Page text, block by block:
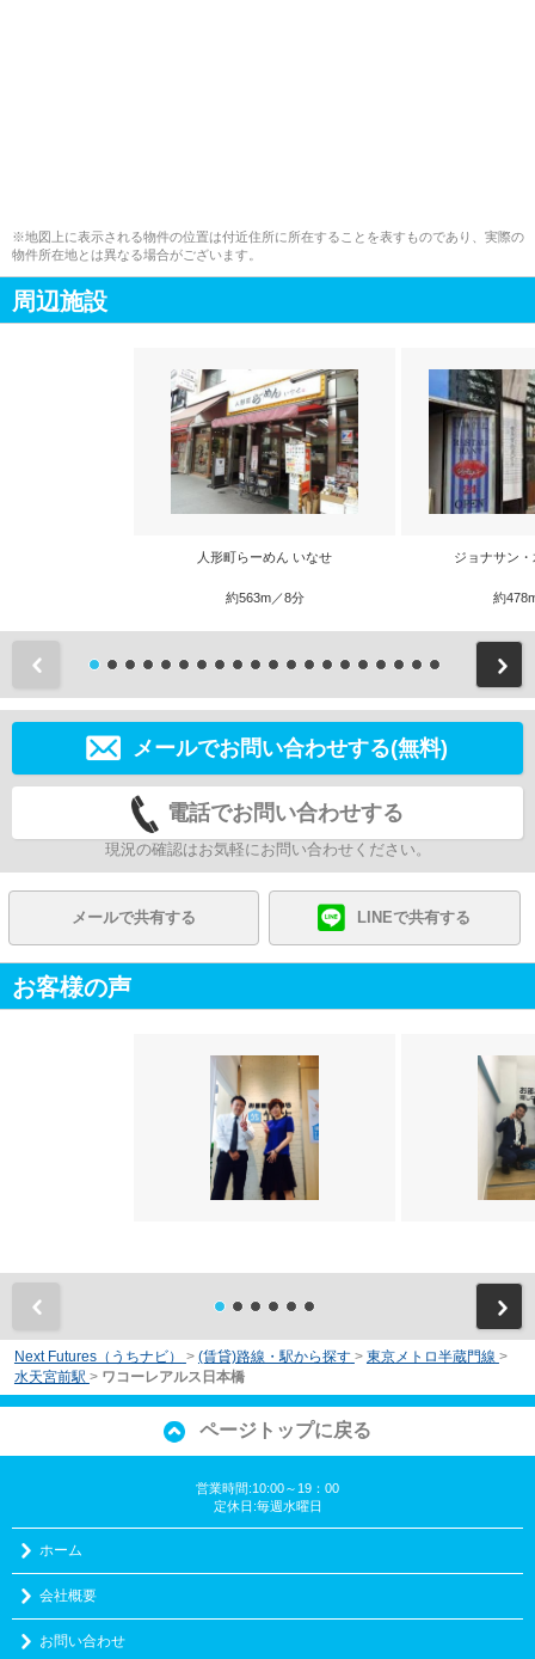
※地図上に表示される物件の位置は付近住所に所在することを表すものであり、実際の
物件所在地とは異なる場合がございます。
周辺施設
人形町らーめん いなせ
約563m／8分
ジョナサン
約
メールでお問い合わせする(無料)
電話でお問い合わせする
現況の確認はお気軽にお問い合わせください。
メールで共有する LINEで共有する
お客様の声
Next Futures（うちナビ） > (賃貸)路線・駅から探す > 東京メトロ半蔵門線 >
水天宮前駅 > ワコーレアルス日本橋
ページトップに戻る
営業時間:10:00～19：00
定休日:毎週水曜日
ホーム
会社概要
お問い合わせ